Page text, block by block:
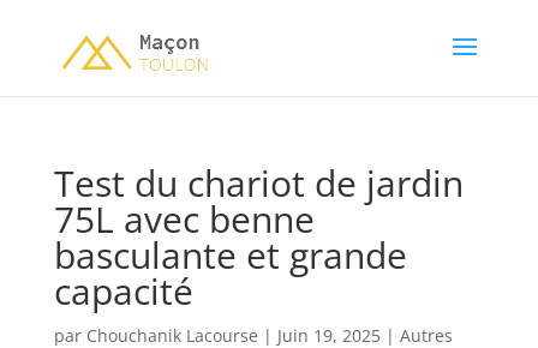
Test du chariot de jardin
75L avec benne
basculante et grande
capacité
par Chouchanik Lacourse | Juin 19, 2025| Autres